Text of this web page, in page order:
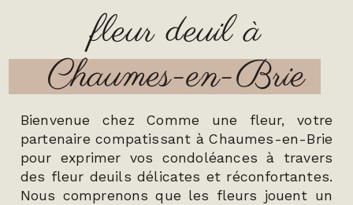
fleur deuil à
Chaumes-en-Brie
Bienvenue chez Comme une fleur, votre
partenaire compatissant à Chaumes-en-Brie
pour exprimer vos condoléances à travers
des fleur deuils délicates et réconfortantes.
Nous comprenons que les fleurs jouent un